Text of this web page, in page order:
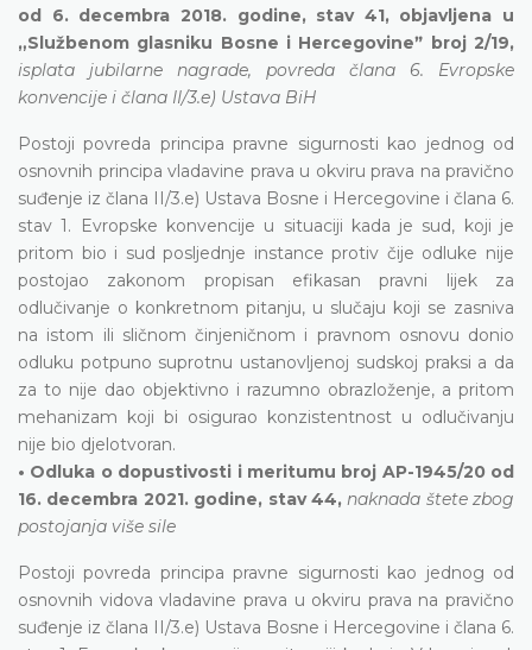
od 6. decembra 2018. godine, stav 41, objavljena u
„Službenom glasniku Bosne i Hercegovineˮ broj 2/19,
isplata jubilarne nagrade, povreda člana 6. Evropske
konvencije i člana II/3.e) Ustava BiH
Postoji povreda principa pravne sigurnosti kao jednog od
osnovnih principa vladavine prava u okviru prava na pravično
suđenje iz člana II/3.e) Ustava Bosne i Hercegovine i člana 6.
stav 1. Evropske konvencije u situaciji kada je sud, koji je
pritom bio i sud posljednje instance protiv čije odluke nije
postojao zakonom propisan efikasan pravni lijek za
odlučivanje o konkretnom pitanju, u slučaju koji se zasniva
na istom ili sličnom činjeničnom i pravnom osnovu donio
odluku potpuno suprotnu ustanovljenoj sudskoj praksi a da
za to nije dao objektivno i razumno obrazloženje, a pritom
mehanizam koji bi osigurao konzistentnost u odlučivanju
nije bio djelotvoran.
• Odluka o dopustivosti i meritumu broj AP-1945/20 od
16. decembra 2021. godine, stav 44,naknada štete zbog
postojanja više sile
Postoji povreda principa pravne sigurnosti kao jednog od
osnovnih vidova vladavine prava u okviru prava na pravično
suđenje iz člana II/3.e) Ustava Bosne i Hercegovine i člana 6.